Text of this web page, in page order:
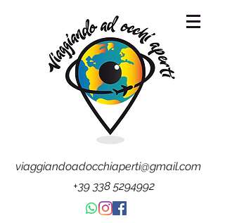
viaggiandoadocchiaperti@gmail.com
+39 338 5294992